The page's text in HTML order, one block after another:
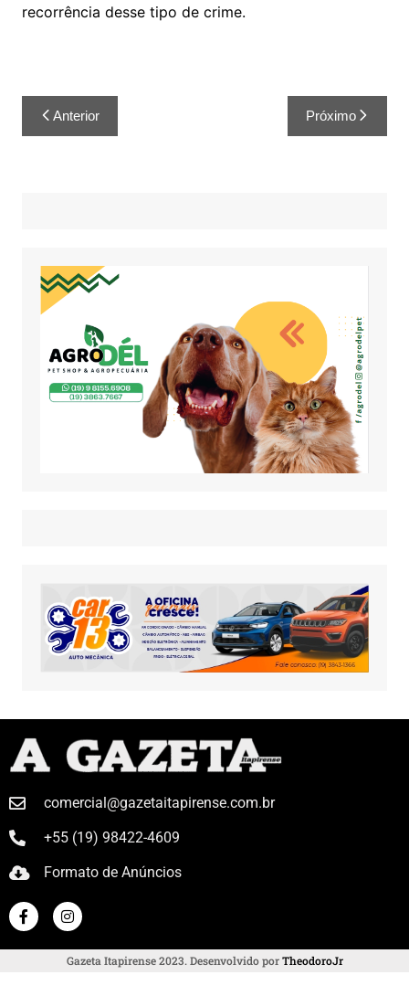
recorrência desse tipo de crime.
Anterior Próximo
comercial@gazetaitapirense.com.br
+55 (19) 98422-4609
Formato de Anúncios
Gazeta Itapirense 2023. Desenvolvido porTheodoroJr